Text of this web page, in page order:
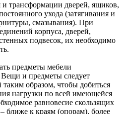
трансформации дверей, ящиков,
ухода (затягивания и
смазывания). При
корпуса, дверей,
подвесок, их необходимо
предметы мебели
Вещи и предметы следует
образом, чтобы добиться
нагрузки по всей имеющейся
равновесие скользящих
ближе к краям (опорам), более